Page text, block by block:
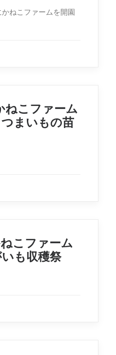
ねこファームを開園
ねこファーム
まいもの苗
こファーム
も収穫祭